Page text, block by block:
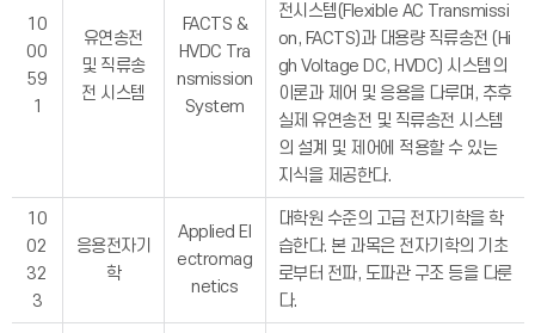
10
00
59
1
유연송전
및 직류송
전 시스템
FACTS &
HVDC Tra
nsmission
System
전시스템(Flexible AC Transmissi
on, FACTS)과 대용량 직류송전 (Hi
gh Voltage DC, HVDC) 시스템의
이론과 제어 및 응용을 다루며, 추후
실제 유연송전 및 직류송전 시스템
의 설계 및 제어에 적용할 수 있는
지식을 제공한다.
10
02
32
3
응용전자기
학
Applied El
ectromag
netics
대학원 수준의 고급 전자기학을 학
습한다. 본 과목은 전자기학의 기초
로부터 전파, 도파관 구조 등을 다룬
다.